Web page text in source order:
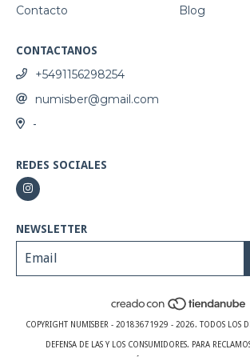
Contacto Blog
CONTACTANOS
+5491156298254
numisber@gmail.com
-
REDES SOCIALES
NEWSLETTER
COPYRIGHT NUMISBER - 20183671929 - 2026. TODOS LOS
DEFENSA DE LAS Y LOS CONSUMIDORES. PARA